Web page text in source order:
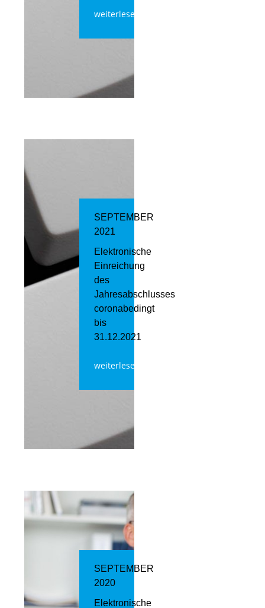
weiterlesen
SEPTEMBER
2021
Elektronische
Einreichung
des
Jahresabschlusses
coronabedingt
bis
31.12.2021
weiterlesen
SEPTEMBER
2020
Elektronische